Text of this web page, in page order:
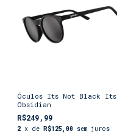
Óculos Its Not Black Its
Obsidian
R$249,99
2 x de R$125,00 sem juros